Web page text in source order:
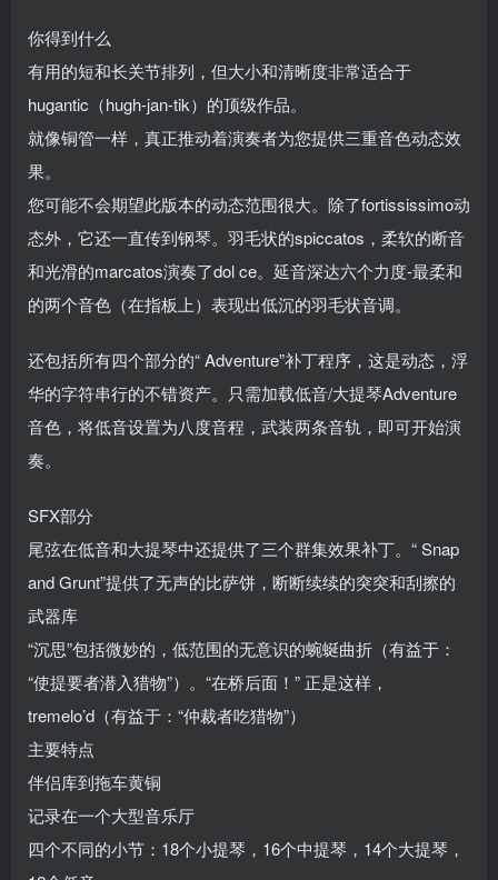
你得到什么
有用的短和长关节排列，但大小和清晰度非常适合于
hugantic（hugh-jan-tik）的顶级作品。
就像铜管一样，真正推动着演奏者为您提供三重音色动态效
果。
您可能不会期望此版本的动态范围很大。除了fortississimo动
态外，它还一直传到钢琴。羽毛状的spiccatos，柔软的断音
和光滑的marcatos演奏了dol ce。延音深达六个力度-最柔和
的两个音色（在指板上）表现出低沉的羽毛状音调。
还包括所有四个部分的“ Adventure”补丁程序，这是动态，浮
华的字符串行的不错资产。只需加载低音/大提琴Adventure
音色，将低音设置为八度音程，武装两条音轨，即可开始演
奏。
SFX部分
尾弦在低音和大提琴中还提供了三个群集效果补丁。“ Snap
and Grunt”提供了无声的比萨饼，断断续续的突突和刮擦的
武器库
“沉思”包括微妙的，低范围的无意识的蜿蜒曲折（有益于：
“使提要者潜入猎物”）。“在桥后面！” 正是这样，
tremelo’d（有益于：“仲裁者吃猎物”）
主要特点
伴侣库到拖车黄铜
记录在一个大型音乐厅
四个不同的小节：18个小提琴，16个中提琴，14个大提琴，